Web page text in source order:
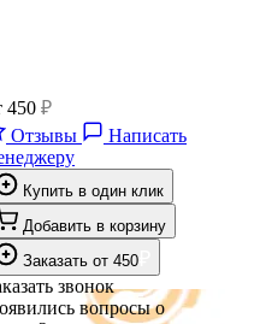
450 ₽
Отзывы
Написать
Купить в один клик
Добавить в корзину
Заказать от 450
звонок
вопросы о